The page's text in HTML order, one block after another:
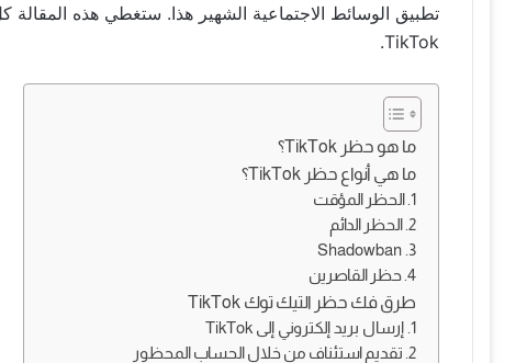
تطبيق الوسائط الاجتماعية الشهير هذا. ستغطي هذه
TikTok.
ما هو حظر TikTok؟
ما هي أنواع حظر TikTok؟
1. الحظر المؤقت
2. الحظر الدائم
3. Shadowban
4. حظر القاصرين
طرق فك حظر التيك توك TikTok
1. إرسال بريد إلكتروني إلى TikTok
2. تقديم استئناف من خلال الحساب المحظور